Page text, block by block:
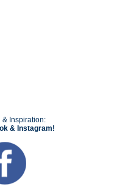
& Inspiration:
& Instagram!